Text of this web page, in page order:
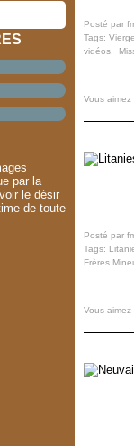
par la
le désir
de toute
Posté par
Tags:
vidéos
Vous aimez
Posté par
Tags:
Frères
Vous aimez